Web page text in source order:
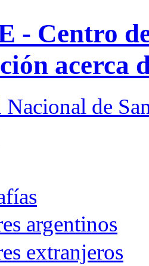
- Centro
acerca
de
argentinos
extranjeros